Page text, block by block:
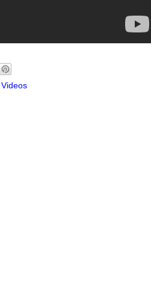
Videos